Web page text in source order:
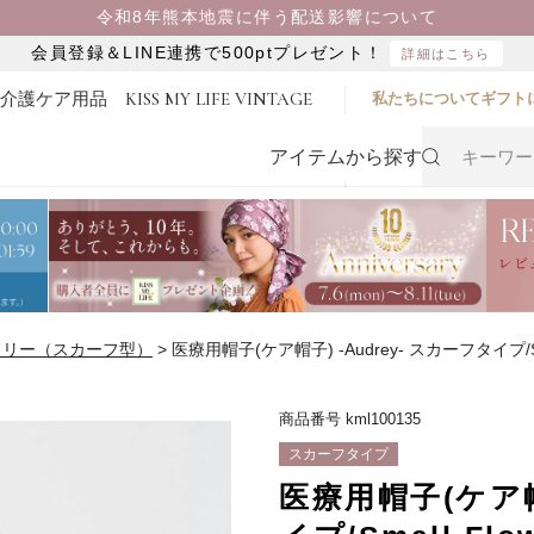
令和8年熊本地震に伴う配送影響について
会員登録＆LINE連携で500ptプレゼント！
詳細はこちら
護ケア用品 KISS MY LIFE VINTAGE 私たちについてギフト
アイテムから探す
ー（スカーフ型） 医療用帽子(ケア帽子) -Audrey- スカーフタイプ
商品番号 kml100135
スカーフタイプ
医療用帽子(ケ